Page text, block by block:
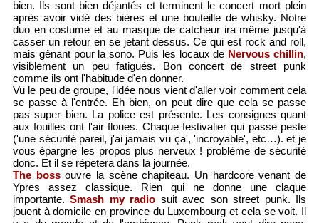
bien. Ils sont bien déjantés et terminent le concert mort plein
après avoir vidé des bières et une bouteille de whisky. Notre
duo en costume et au masque de catcheur ira même jusqu'à
casser un retour en se jetant dessus. Ce qui est rock and roll,
mais gênant pour la sono. Puis les locaux de Nervous chillin,
visiblement un peu fatigués. Bon concert de street punk
comme ils ont l'habitude d'en donner.
Vu le peu de groupe, l'idée nous vient d'aller voir comment cela
se passe à l'entrée. Eh bien, on peut dire que cela se passe
pas super bien. La police est présente. Les consignes quant
aux fouilles ont l'air floues. Chaque festivalier qui passe peste
('une sécurité pareil, j'ai jamais vu ça', 'incroyable', etc…). et je
vous épargne les propos plus nerveux ! problème de sécurité
donc. Et il se répetera dans la journée.
The bossouvre la scène chapiteau. Un hardcore venant de
Ypres assez classique. Rien qui ne donne une claque
importante.Smash my radio suit avec son street punk. Ils
jouent à domicile en province du Luxembourg et cela se voit. Il